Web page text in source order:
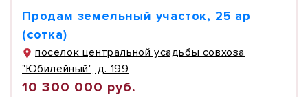
Продам земельный участок, 25 ар
(сотка)
поселок центральной усадьбы совхоза
"Юбилейный", д. 199
10 300 000 руб.